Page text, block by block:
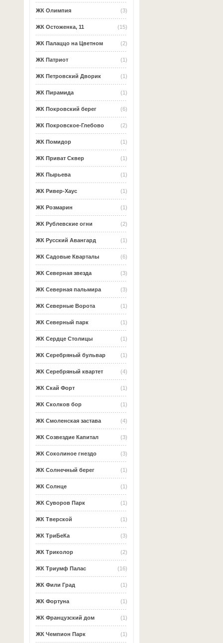
(3)
ЖК Олимпия
(15)
ЖК Остоженка, 11
(2)
ЖК Палаццо на Цветном
(1)
ЖК Патриот
(1)
ЖК Петровский Дворик
(1)
ЖК Пирамида
(6)
ЖК Покровский берег
(2)
ЖК Покровское-Глебово
(1)
ЖК Помидор
(1)
ЖК Приват Сквер
(1)
ЖК Пырьева
(1)
ЖК Ривер-Хаус
(1)
ЖК Розмарин
(2)
ЖК Рублевские огни
(1)
ЖК Русский Авангард
(6)
ЖК Садовые Кварталы
(3)
ЖК Северная звезда
(3)
ЖК Северная пальмира
(1)
ЖК Северные Ворота
(1)
ЖК Северный парк
(1)
ЖК Сердце Столицы
(1)
ЖК Серебряный бульвар
(4)
ЖК Серебряный квартет
(1)
ЖК Скай Форт
(1)
ЖК Сколков бор
(4)
ЖК Смоленская застава
(3)
ЖК Созвездие Капитал
(3)
ЖК Соколиное гнездо
(1)
ЖК Солнечный берег
(1)
ЖК Солнце
(1)
ЖК Суворов Парк
(1)
ЖК Тверской
(3)
ЖК ТриБеКа
(2)
ЖК Триколор
(16)
ЖК Триумф Палас
(1)
ЖК Фили Град
(1)
ЖК Фортуна
(1)
ЖК Французский дом
(1)
ЖК Чемпион Парк